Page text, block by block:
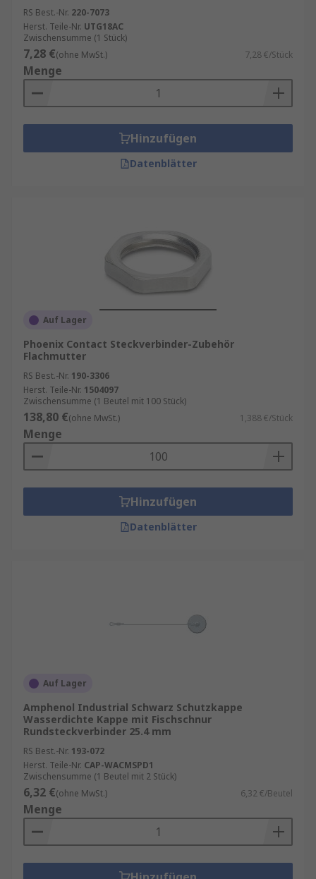
RS Best.-Nr. 220-7073
Herst. Teile-Nr. UTG18AC
Zwischensumme (1 Stück)
7,28 €(ohne MwSt.) 7,28 €/Stück
Menge
Hinzufügen
Datenblätter
Auf Lager
Phoenix Contact Steckverbinder-Zubehör
Flachmutter
RS Best.-Nr. 190-3306
Herst. Teile-Nr. 1504097
Zwischensumme (1 Beutel mit 100 Stück)
138,80 €(ohne MwSt.) 1,388 €/Stück
Menge
Hinzufügen
Datenblätter
Auf Lager
Amphenol Industrial Schwarz Schutzkappe
Wasserdichte Kappe mit Fischschnur
Rundsteckverbinder 25.4 mm
RS Best.-Nr. 193-072
Herst. Teile-Nr. CAP-WACMSPD1
Zwischensumme (1 Beutel mit 2 Stück)
6,32 €(ohne MwSt.) 6,32 €/Beutel
Menge